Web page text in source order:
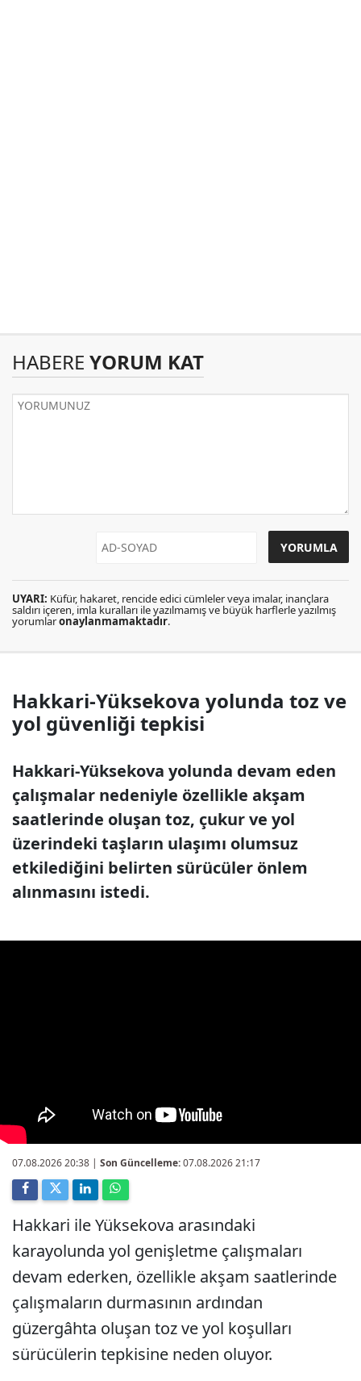
HABERE YORUM KAT
UYARI: Küfür, hakaret, rencide edici cümleler veya imalar, inançlara
saldırı içeren, imla kuralları ile yazılmamış ve büyük harflerle yazılmış
yorumlaronaylanmamaktadır.
Hakkari-Yüksekova yolunda toz ve
yol güvenliği tepkisi
Hakkari-Yüksekova yolunda devam eden
çalışmalar nedeniyle özellikle akşam
saatlerinde oluşan toz, çukur ve yol
üzerindeki taşların ulaşımı olumsuz
etkilediğini belirten sürücüler önlem
alınmasını istedi.
07.08.2026 20:38 | Son Güncelleme:07.08.2026 21:17
Hakkari ile Yüksekova arasındaki
karayolunda yol genişletme çalışmaları
devam ederken, özellikle akşam saatlerinde
çalışmaların durmasının ardından
güzergâhta oluşan toz ve yol koşulları
sürücülerin tepkisine neden oluyor.